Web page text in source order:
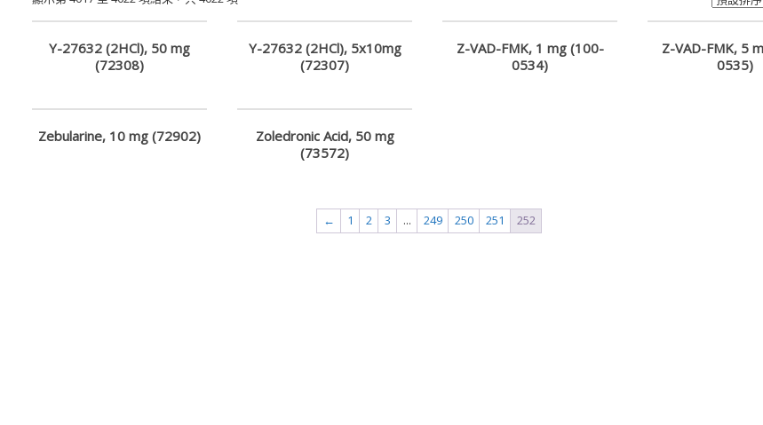
研
究
應
商
Y-27632 (2HCl), 50 mg
(72308)
Y-27632 (2HCl), 5x10mg
(72307)
Z-VAD-FMK, 1 mg (100-
0534)
Z-VAD-FMK, 5
0535)
Zebularine, 10 mg (72902)
Zoledronic Acid, 50 mg
(73572)
← 1 2 3 ... 249 250 251 252